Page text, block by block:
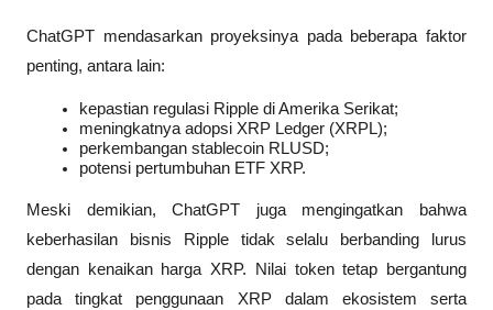
ChatGPT mendasarkan proyeksinya pada beberapa faktor
penting, antara lain:
kepastian regulasi Ripple di Amerika Serikat;
meningkatnya adopsi XRP Ledger (XRPL);
perkembangan stablecoin RLUSD;
potensi pertumbuhan ETF XRP.
Meski demikian, ChatGPT juga mengingatkan bahwa
keberhasilan bisnis Ripple tidak selalu berbanding lurus
dengan kenaikan harga XRP. Nilai token tetap bergantung
pada tingkat penggunaan XRP dalam ekosistem serta